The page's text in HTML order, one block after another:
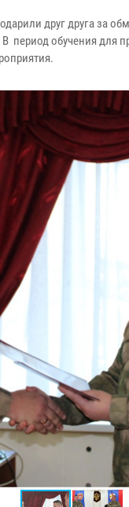
друг друга за
обучения для